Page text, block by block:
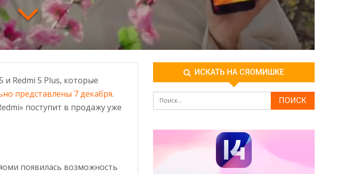
и Redmi 5 Plus, которые
представлены 7 декабря.
поступит в продажу уже
появилась возможность
ИСКАТЬ НА СЯОМИШКЕ